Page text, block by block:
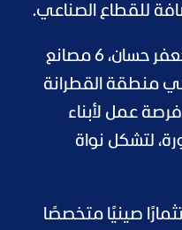
للقطاع الصناعي.
افتتح رئيس الوزراء الدكتور جعفر حسان، 6 مصانع
منطقة القطرانة
بمحافظة الكرك، توفر 700 فرصة عمل لأبناء
لتشكل نواة
صينيًا متخصصًا